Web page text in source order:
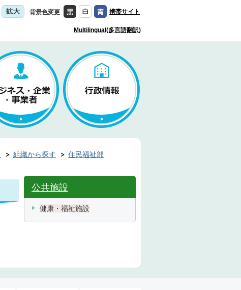
背景色変更 携帯サイト
Multilingual(多言語翻訳)
組織から探す
住民福祉部
公共施設
健康・福祉施設